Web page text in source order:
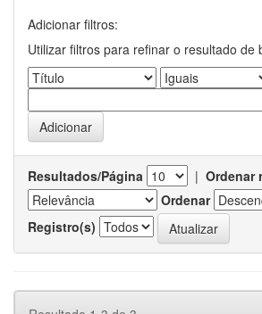
Adicionar filtros:
Utilizar filtros para refinar o resultado de
Resultados/Página | Ordenar
Ordenar
Registro(s)